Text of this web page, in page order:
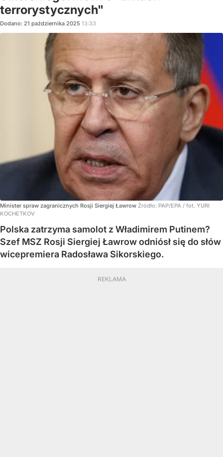
terrorystycznych"
Dodano: 21 października 2025 13:33
Minister spraw zagranicznych Rosji Siergiej Ławrow Źródło: PAP/EPA / fot. YURI
KOCHETKOV
Polska zatrzyma samolot z Władimirem Putinem?
Szef MSZ Rosji Siergiej Ławrow odniósł się do słów
wicepremiera Radosława Sikorskiego.